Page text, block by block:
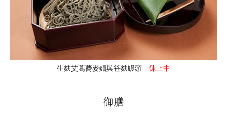
生麩艾蒿蕎麥麵與笹麩鰻頭 休止中
御膳